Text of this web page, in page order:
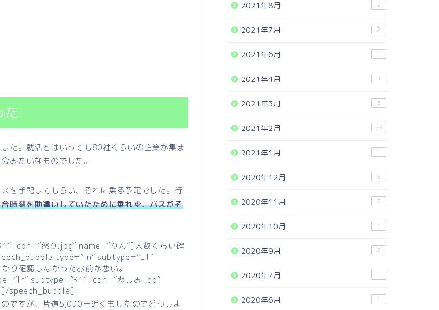
た
た。就活とはいっても80社くらいの企業が集ま
みたいなものでした。
を手配してもらい、それに乗る予定でした。行
時刻を勘違いしていたために乗れず、バスがそ
icon=”怒り.jpg” name=”りん”]人数くらい確
type=”ln” subtype=”L1″
り確認しなかったお前が悪い。
subtype=”R1″ icon=”悲しみ.jpg”
[/speech_bubble]
ですが、片道5,000円近くもしたのでどうしよ
2021年8月 2
2021年7月 2
2021年6月 1
2021年4月 4
2021年3月 5
2021年2月 28
2021年1月 1
2020年12月 3
2020年11月 2
2020年10月 1
2020年9月 2
2020年7月 1
2020年6月 1